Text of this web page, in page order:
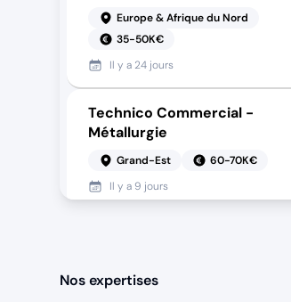
Europe & Afrique du Nord
35-50K€
Il y a 24 jours
Technico Commercial -
Métallurgie
Grand-Est
60-70K€
Il y a 9 jours
Il y a7 jours
Nos expertises